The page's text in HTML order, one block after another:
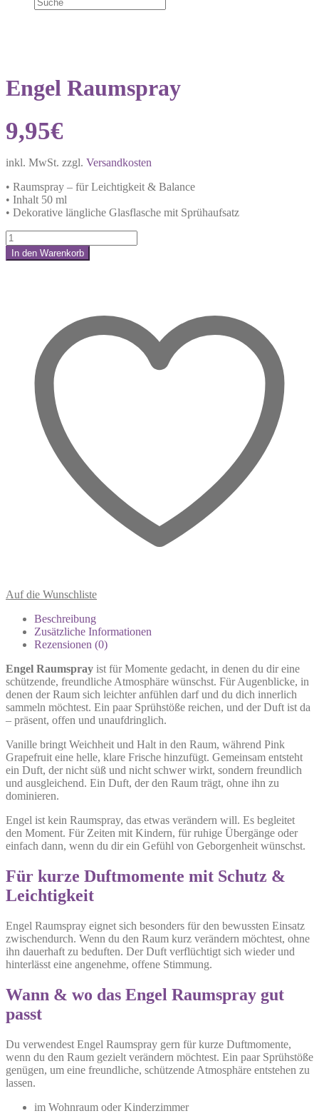
Engel Raumspray
9,95€
inkl. MwSt. zzgl. Versandkosten
• Raumspray – für Leichtigkeit & Balance
• Inhalt 50 ml
• Dekorative längliche Glasflasche mit Sprühaufsatz
Engel
Raumspray
Menge
In den Warenkorb
Auf die Wunschliste
Beschreibung
Zusätzliche Informationen
Rezensionen (0)
Engel Raumspray ist für Momente gedacht, in denen du dir eine
schützende, freundliche Atmosphäre wünschst. Für Augenblicke, in
denen der Raum sich leichter anfühlen darf und du dich innerlich
sammeln möchtest. Ein paar Sprühstöße reichen, und der Duft ist da
– präsent, offen und unaufdringlich.
Vanille bringt Weichheit und Halt in den Raum, während Pink
Grapefruit eine helle, klare Frische hinzufügt. Gemeinsam entsteht
ein Duft, der nicht süß und nicht schwer wirkt, sondern freundlich
und ausgleichend. Ein Duft, der den Raum trägt, ohne ihn zu
dominieren.
Engel ist kein Raumspray, das etwas verändern will. Es begleitet
den Moment. Für Zeiten mit Kindern, für ruhige Übergänge oder
einfach dann, wenn du dir ein Gefühl von Geborgenheit wünschst.
Für kurze Duftmomente mit Schutz &
Leichtigkeit
Engel Raumspray eignet sich besonders für den bewussten Einsatz
zwischendurch. Wenn du den Raum kurz verändern möchtest, ohne
ihn dauerhaft zu beduften. Der Duft verflüchtigt sich wieder und
hinterlässt eine angenehme, offene Stimmung.
Wann & wo das Engel Raumspray gut
passt
Du verwendest Engel Raumspray gern für kurze Duftmomente,
wenn du den Raum gezielt verändern möchtest. Ein paar Sprühstöße
genügen, um eine freundliche, schützende Atmosphäre entstehen zu
lassen.
im Wohnraum oder Kinderzimmer